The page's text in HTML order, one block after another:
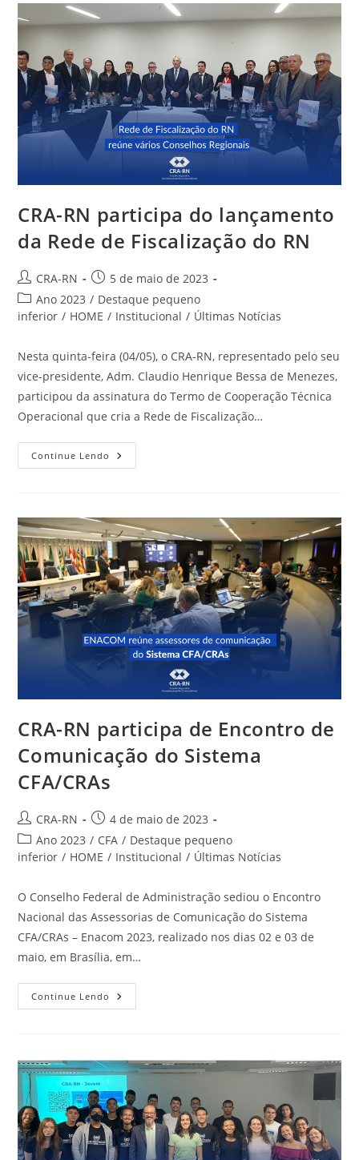
Parlamentar
De
Apoio
Profissionais
CRA-RN participa do lançamento
da Rede de Fiscalização do RN
Autor
do
post:
CRA-RN
Post
publicado:
5 de maio de 2023
Categoria
do
Ano 2023 / Destaque pequeno
inferior / HOME / Institucional / Últimas Notícias
Nesta quinta-feira (04/05), o CRA-RN, representado pelo seu
vice-presidente, Adm. Claudio Henrique Bessa de Menezes,
participou da assinatura do Termo de Cooperação Técnica
Operacional que cria a Rede de Fiscalização…
Continue Lendo CRA-
RN
Rede
De
Fiscalização
Do
RN
CRA-RN participa de Encontro de
Comunicação do Sistema
CFA/CRAs
Autor
do
post:
CRA-RN
Post
publicado:
4 de maio de 2023
Categoria
do
Ano 2023 / CFA / Destaque pequeno
inferior / HOME / Institucional / Últimas Notícias
O Conselho Federal de Administração sediou o Encontro
Nacional das Assessorias de Comunicação do Sistema
CFA/CRAs – Enacom 2023, realizado nos dias 02 e 03 de
maio, em Brasília, em…
Continue Lendo CRA-
RN
Comunicação
Do
Sistema
CFA/CRAs